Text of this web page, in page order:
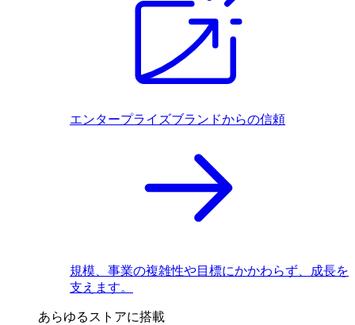
エンタープライズブランドからの信頼
規模、事業の複雑性や目標にかかわらず、成長を
支えます。
あらゆるストアに搭載